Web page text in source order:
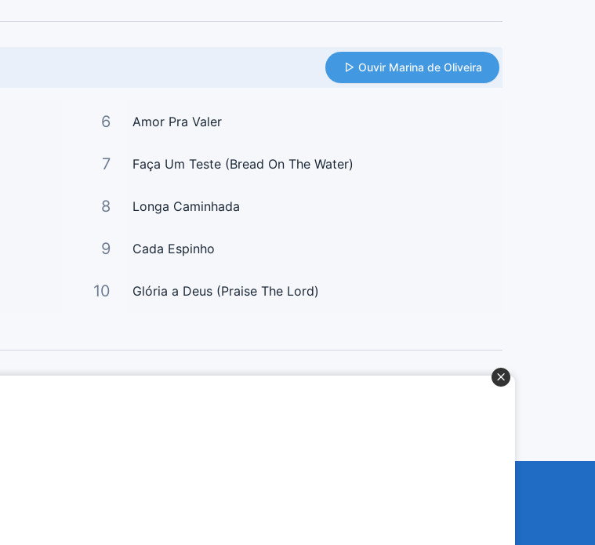
Ouvir Marina de Oliveira
6 Amor Pra Valer
7 Faça Um Teste (Bread On The Water)
8 Longa Caminhada
9 Cada Espinho
10 Glória a Deus (Praise The Lord)